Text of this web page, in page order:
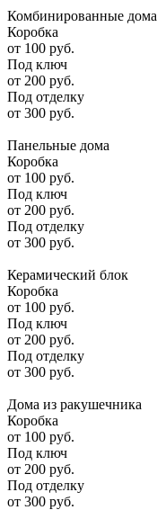
Комбинированные дома
Коробка
от 100 руб.
Под ключ
от 200 руб.
Под отделку
от 300 руб.
Панельные дома
Коробка
от 100 руб.
Под ключ
от 200 руб.
Под отделку
от 300 руб.
Керамический блок
Коробка
от 100 руб.
Под ключ
от 200 руб.
Под отделку
от 300 руб.
Дома из ракушечника
Коробка
от 100 руб.
Под ключ
от 200 руб.
Под отделку
от 300 руб.